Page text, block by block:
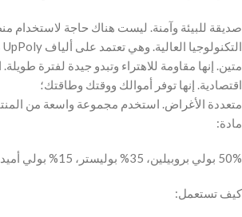
صديقة للبيئة وآمنة. ليست هناك حاجة لاستخدام
التكنولوجيا العالية. وهي تعتمد على ألياف UpPoly ذات شبكة فريدة، تم تطويرها باستخدام التكنولوجيا اليابانية؛
متين. إنها مقاومة للاهتراء وتبدو جيدة لفترة طويلة.
اقتصادية. إنها توفر أموالك ووقتك وطاقتك؛
متعددة الأغراض. استخدم مجموعة واسعة من
مادة:
50% بولي بروبيلين، 35% بوليستر، 15% بولي أميد
كيف تستعمل: